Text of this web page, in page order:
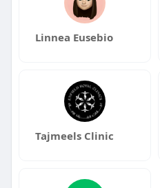
Linnea Eusebio
Tajmeels Clinic